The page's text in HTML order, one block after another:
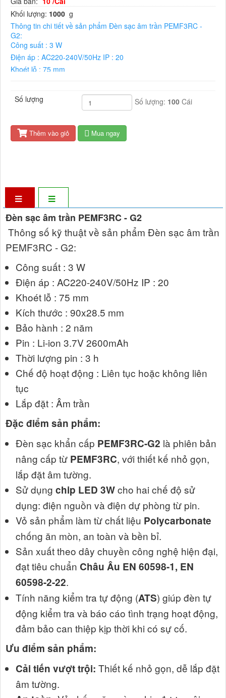
Khối lượng: 1000 g
Thông tin chi tiết về sản phẩm Đèn sạc âm trần PEMF3RC -
G2:
Công suất : 3 W
Điện áp : AC220-240V/50Hz IP : 20
Khoét lỗ : 75 mm
Bảo hành : 2 năm
Pin : Li-ion 3.7V 2600mAh
Chế độ hoạt động : Liên tục hoặc không liên tục
Lắp đặt : Âm trần
Số lượng Số lượng: 100 Cái
Thêm vào giỏ Mua ngay
Đèn sạc âm trần PEMF3RC - G2
Thông số kỹ thuật về sản phẩm Đèn sạc âm trần
PEMF3RC - G2:
Công suất : 3 W
Điện áp : AC220-240V/50Hz IP : 20
Khoét lỗ : 75 mm
Kích thước : 90x28.5 mm
Bảo hành : 2 năm
Pin : Li-ion 3.7V 2600mAh
Thời lượng pin : 3 h
Chế độ hoạt động : Liên tục hoặc không liên
tục
Lắp đặt : Âm trần
Đặc điểm sản phẩm:
Đèn sạc khẩn cấp PEMF3RC-G2 là phiên bản
nâng cấp từ PEMF3RC, với thiết kế nhỏ gọn,
lắp đặt âm tường.
Sử dụng chip LED 3Wcho hai chế độ sử
dụng: điện nguồn và điện dự phòng từ pin.
Vỏ sản phẩm làm từ chất liệu Polycarbonate
chống ăn mòn, an toàn và bền bỉ.
Sản xuất theo dây chuyền công nghệ hiện đại,
đạt tiêu chuẩn Châu Âu EN 60598-1, EN
60598-2-22.
Tính năng kiểm tra tự động (ATS) giúp đèn tự
động kiểm tra và báo cáo tình trạng hoạt động,
đảm bảo can thiệp kịp thời khi có sự cố.
Ưu điểm sản phẩm:
Cải tiến vượt trội: Thiết kế nhỏ gọn, dễ lắp đặt
âm tường.